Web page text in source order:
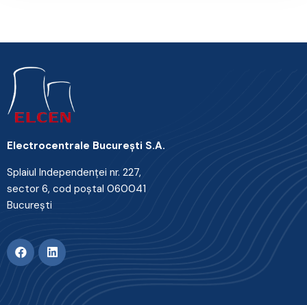
Electrocentrale Bucureşti S.A.
Splaiul Independenţei nr. 227,
sector 6, cod poştal 060041
Bucureşti